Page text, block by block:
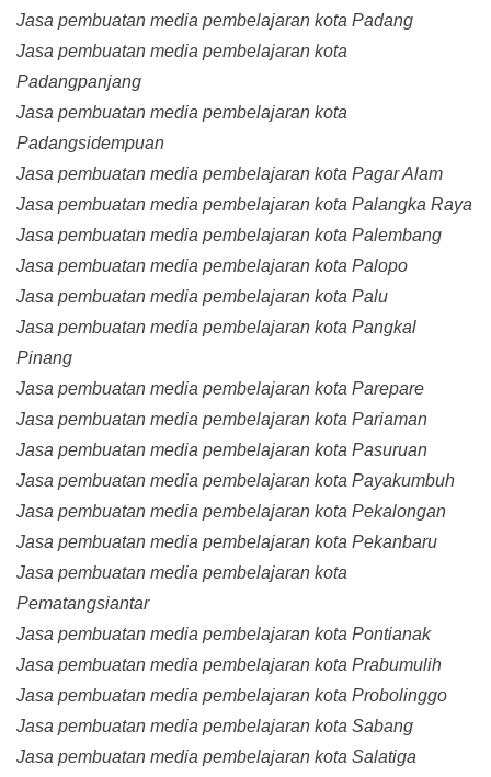
Jasa pembuatan media pembelajaran kota Padang
Jasa pembuatan media pembelajaran kota
Padangpanjang
Jasa pembuatan media pembelajaran kota
Padangsidempuan
Jasa pembuatan media pembelajaran kota Pagar Alam
Jasa pembuatan media pembelajaran kota Palangka Raya
Jasa pembuatan media pembelajaran kota Palembang
Jasa pembuatan media pembelajaran kota Palopo
Jasa pembuatan media pembelajaran kota Palu
Jasa pembuatan media pembelajaran kota Pangkal
Pinang
Jasa pembuatan media pembelajaran kota Parepare
Jasa pembuatan media pembelajaran kota Pariaman
Jasa pembuatan media pembelajaran kota Pasuruan
Jasa pembuatan media pembelajaran kota Payakumbuh
Jasa pembuatan media pembelajaran kota Pekalongan
Jasa pembuatan media pembelajaran kota Pekanbaru
Jasa pembuatan media pembelajaran kota
Pematangsiantar
Jasa pembuatan media pembelajaran kota Pontianak
Jasa pembuatan media pembelajaran kota Prabumulih
Jasa pembuatan media pembelajaran kota Probolinggo
Jasa pembuatan media pembelajaran kota Sabang
Jasa pembuatan media pembelajaran kota Salatiga